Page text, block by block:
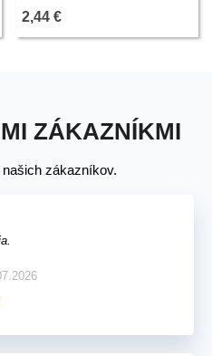
semien - 12 ks
2,44 €
ZÁKAZNÍKMI
zákazníkov.